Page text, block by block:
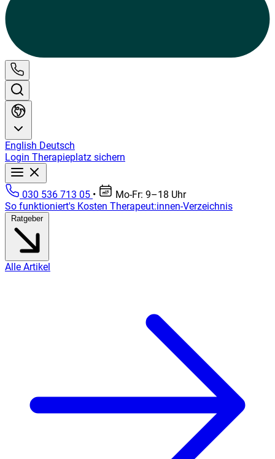
English Deutsch
Login Therapieplatz sichern
030 536 713 05 •
Mo-Fr: 9–18 Uhr
So funktioniert's Kosten Therapeut:innen-Verzeichnis
Ratgeber
Alle Artikel